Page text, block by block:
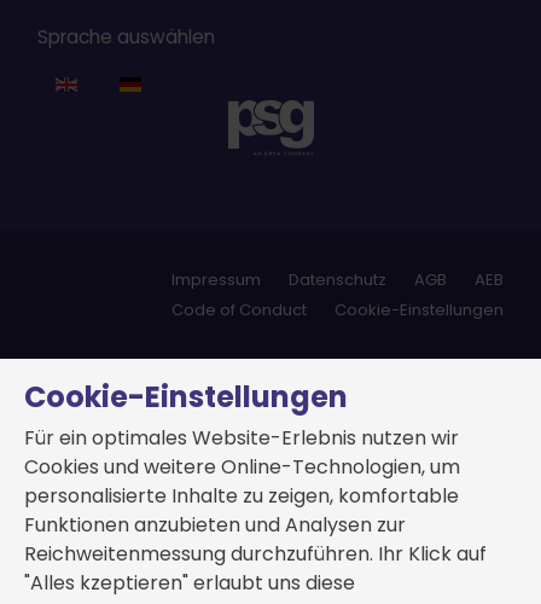
Sprache auswählen
Impressum Datenschutz AGB
AEB
Code of Conduct
Cookie-Einstellungen
Cookie-Einstellungen
Für ein optimales Website-Erlebnis nutzen wir
Cookies und weitere Online-Technologien, um
personalisierte Inhalte zu zeigen, komfortable
Funktionen anzubieten und Analysen zur
Reichweitenmessung durchzuführen. Ihr Klick auf
"Alles kzeptieren" erlaubt uns diese